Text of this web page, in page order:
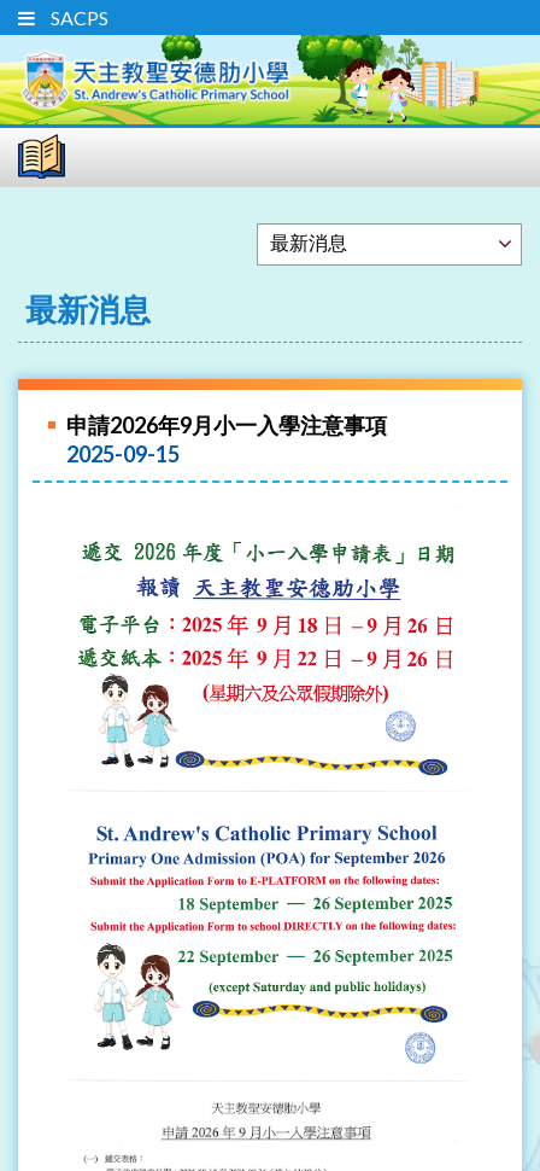
SACPS
最新消息
申請2026年9月小一入學注意事項
2025-09-15